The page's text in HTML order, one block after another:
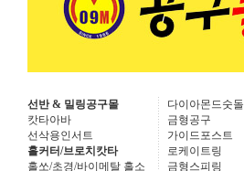
선반 & 밀링공구몰
캇타아바
선삭용인서트
홀커터/브로치캇타
홀쏘/초경/바이메탈 홀소
다이아몬드숫돌
금형공구
가이드포스트
로케이트링
금형스피링